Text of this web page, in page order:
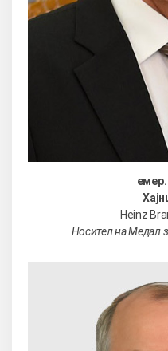
Heinz
Носител на Медал